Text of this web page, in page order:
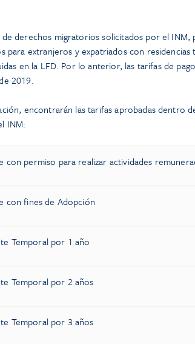
de derechos migratorios solicitados por el
para extranjeros y expatriados con
en la LFD. Por lo anterior, las tarifas de
2019.
encontrarán las tarifas aprobadas dentro
INM:
con permiso para realizar actividades
con fines de Adopción
Temporal por 1 año
Temporal por 2 años
Temporal por 3 años